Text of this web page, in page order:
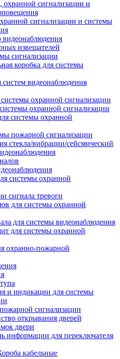
сигнализации и системы
видеонаблюдения
извещателей
сигнализации
коробка для системы
систем видеонаблюдения
охранной сигнализации
охранной сигнализации
системы охранной
пожарной сигнализации
стекла/вибрации/сейсмический
системы охранной
сигнала тревоги
для системы охранной
для системы видеонаблюдения
для системы охранной
охранно-пожарной
и индикации для системы
сигнализации
открывания дверей
двери
информации для переключателя
кабельные